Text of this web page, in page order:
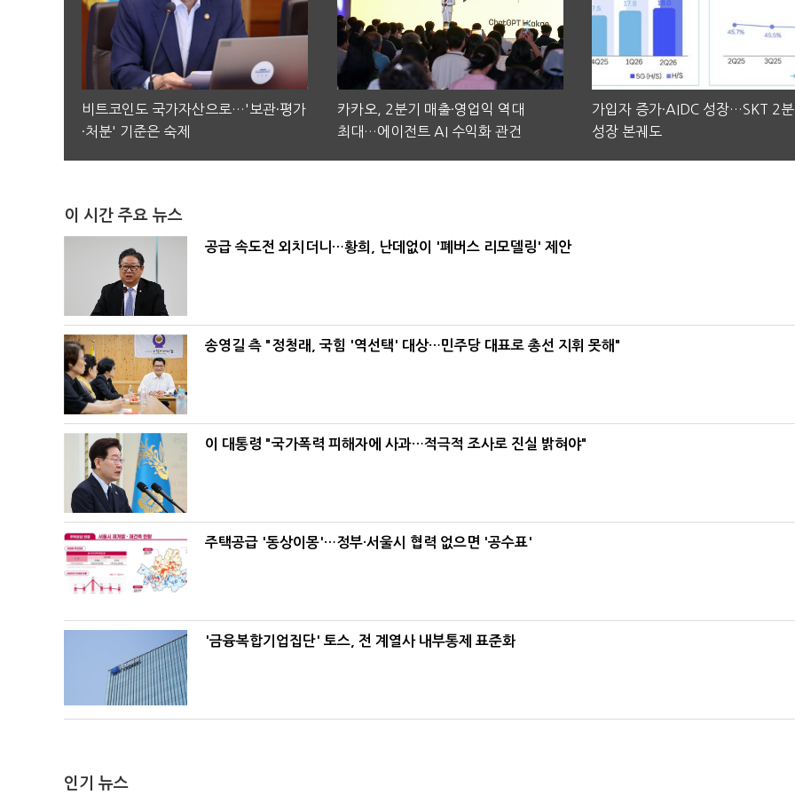
비트코인도 국가자산으로…'보관·평가
·처분' 기준은 숙제
카카오, 2분기 매출·영업익 역대
최대…에이전트 AI 수익화 관건
가입자 증가·AIDC 성장…SKT 2
성장 본궤도
이 시간 주요 뉴스
공급 속도전 외치더니…황희, 난데없이 '폐버스 리모델링' 제안
송영길 측 "정청래, 국힘 '역선택' 대상…민주당 대표로 총선 지휘 못해"
이 대통령 "국가폭력 피해자에 사과…적극적 조사로 진실 밝혀야"
주택공급 '동상이몽'…정부·서울시 협력 없으면 '공수표'
'금융복합기업집단' 토스, 전 계열사 내부통제 표준화
인기 뉴스